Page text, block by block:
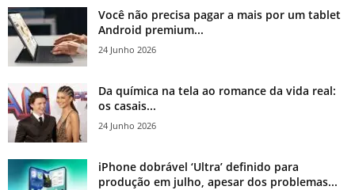
Você não precisa pagar a mais por um tablet
Android premium...
24 Junho 2026
Da química na tela ao romance da vida real:
os casais...
24 Junho 2026
iPhone dobrável ‘Ultra’ definido para
produção em julho, apesar dos problemas...